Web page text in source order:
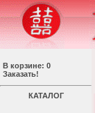
В корзине: 0
Заказать!
КАТАЛОГ